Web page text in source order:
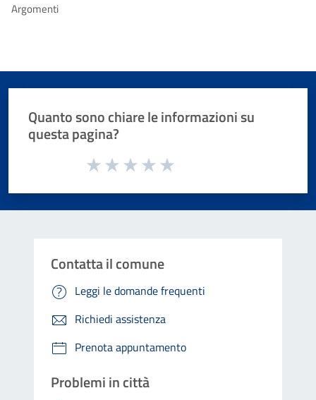
Argomenti
Quanto sono chiare le informazioni su
questa pagina?
Valuta da 1 a 5 stelle la pagina
Contatta il comune
Leggi le domande frequenti
Richiedi assistenza
Prenota appuntamento
Problemi in città